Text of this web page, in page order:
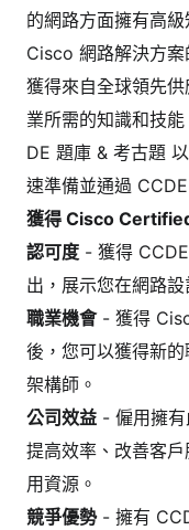
的網路方面擁有高
Cisco 網路解決方案
獲得來自全球領先
業所需的知識和技
DE 題庫 & 考古題
速準備並通過 CCDE
獲得 Cisco
認可度 - 獲得
出，展示您在網路
職業機會- 獲得
後，您可以獲得新
架構師。
公司效益 - 僱用擁
提高效率、改善客
用資源。
競爭優勢- 擁有